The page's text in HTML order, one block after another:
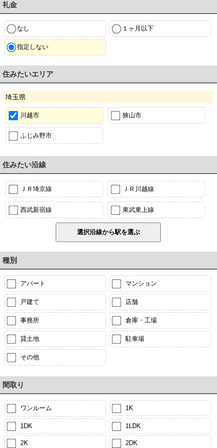
礼金
なし １ヶ月以下
指定しない
住みたいエリア
埼玉県
川越市 狭山市
ふじみ野市
住みたい沿線
ＪＲ埼京線 ＪＲ川越線
西武新宿線 東武東上線
種別
アパート マンション
戸建て 店舗
事務所 倉庫・工場
貸土地 駐車場
その他
間取り
ワンルーム 1K
1DK 1LDK
2K 2DK